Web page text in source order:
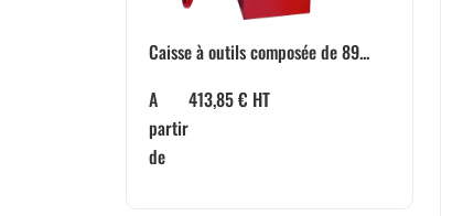
Caisse à outils composée de 89...
A
partir
de
413,85€ HT